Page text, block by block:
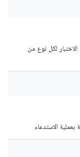
لكل نوع من
بعملية الاستدعاء